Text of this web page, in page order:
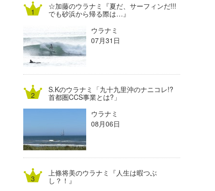
熊谷素子
植村未来
NOBUFUKU
大野”MAR”修聖
喜納海人
ECE
G◎Da
H
KID
KOBU
MIN
mitz
OYZ
☆加藤のウラナミ『夏だ、サーフィンだ!!!
でも砂浜から帰る際は…』
ウラナミ
07月31日
S.Kのウラナミ「九十九里沖のナニコレ!?
首都圏CCS事業とは?」
ウラナミ
08月06日
上條将美のウラナミ『人生は暇つぶ
し？！』